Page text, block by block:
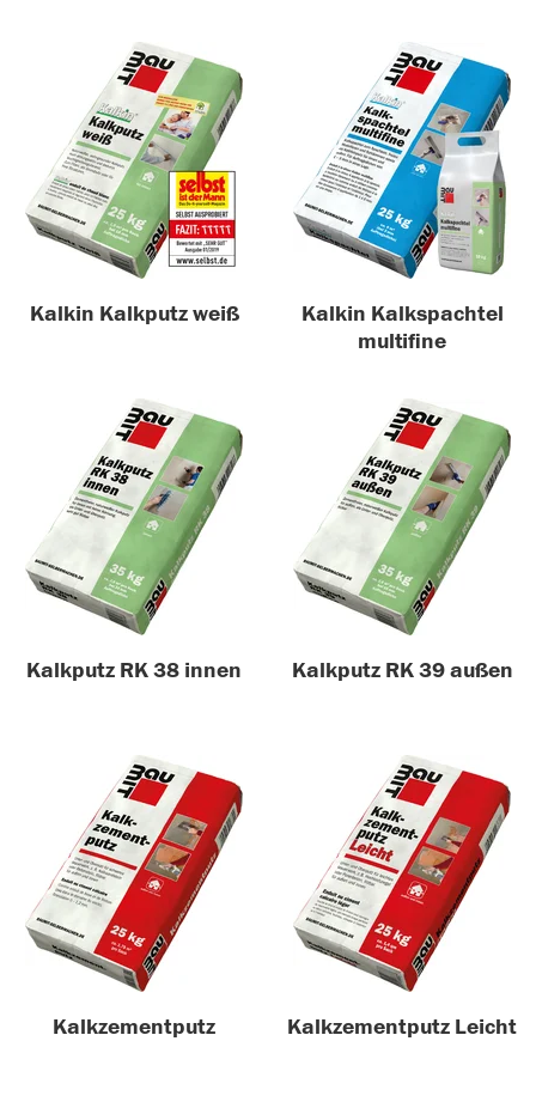
Kalkin Kalkputz weiß
Kalkin Kalkspachtel
multifine
Kalkputz RK 38 innen Kalkputz RK 39 außen
Kalkzementputz Kalkzementputz Leicht